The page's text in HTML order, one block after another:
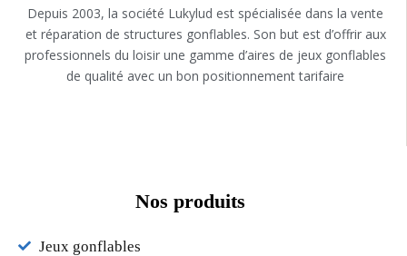
Depuis 2003, la société Lukylud est spécialisée dans la vente
et réparation de structures gonflables. Son but est d’offrir aux
professionnels du loisir une gamme d’aires de jeux gonflables
de qualité avec un bon positionnement tarifaire
Nos produits
Jeux gonflables